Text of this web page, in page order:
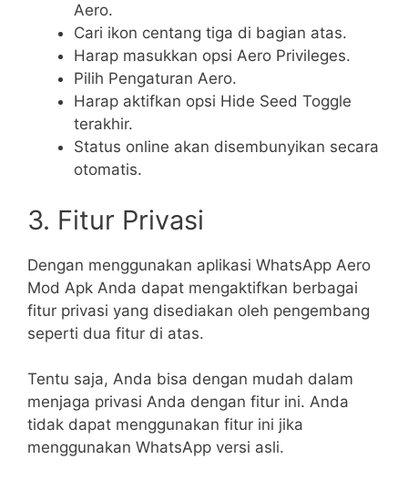
Aero.
Cari ikon centang tiga di bagian atas.
Harap masukkan opsi Aero Privileges.
Pilih Pengaturan Aero.
Harap aktifkan opsi Hide Seed Toggle
terakhir.
Status online akan disembunyikan secara
otomatis.
3. Fitur Privasi
Dengan menggunakan aplikasi WhatsApp Aero
Mod Apk Anda dapat mengaktifkan berbagai
fitur privasi yang disediakan oleh pengembang
seperti dua fitur di atas.
Tentu saja, Anda bisa dengan mudah dalam
menjaga privasi Anda dengan fitur ini. Anda
tidak dapat menggunakan fitur ini jika
menggunakan WhatsApp versi asli.